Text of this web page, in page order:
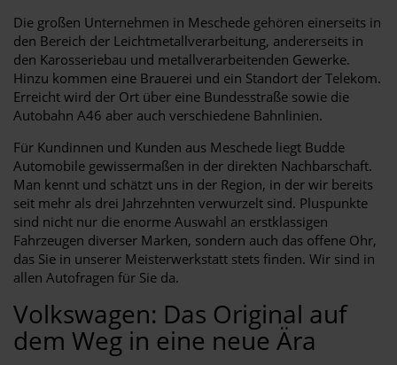
Die großen Unternehmen in Meschede gehören einerseits in
den Bereich der Leichtmetallverarbeitung, andererseits in
den Karosseriebau und metallverarbeitenden Gewerke.
Hinzu kommen eine Brauerei und ein Standort der Telekom.
Erreicht wird der Ort über eine Bundesstraße sowie die
Autobahn A46 aber auch verschiedene Bahnlinien.
Für Kundinnen und Kunden aus Meschede liegt Budde
Automobile gewissermaßen in der direkten Nachbarschaft.
Man kennt und schätzt uns in der Region, in der wir bereits
seit mehr als drei Jahrzehnten verwurzelt sind. Pluspunkte
sind nicht nur die enorme Auswahl an erstklassigen
Fahrzeugen diverser Marken, sondern auch das offene Ohr,
das Sie in unserer Meisterwerkstatt stets finden. Wir sind in
allen Autofragen für Sie da.
Volkswagen: Das Original auf
dem Weg in eine neue Ära